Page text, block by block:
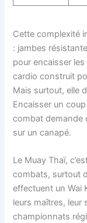
Cette complexité
: jambes
pour encaisser
cardio construit
Mais surtout, elle
Encaisser un
combat demande
sur un canapé.
Le Muay Thaï,
combats, surtout
effectuent un Wai
leurs maîtres, leur
championnats